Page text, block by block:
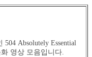
Absolutely Essential
영상 모음입니다.